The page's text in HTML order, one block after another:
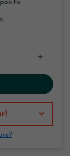
+